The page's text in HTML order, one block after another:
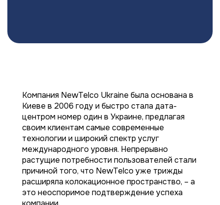
Компания NewTelco Ukraine была основана в
Киеве в 2006 году и быстро стала дата-
центром номер один в Украине, предлагая
своим клиентам самые современные
технологии и широкий спектр услуг
международного уровня. Непрерывно
растущие потребности пользователей стали
причиной того, что NewTelco уже трижды
расширяла колокационное пространство, – а
это неоспоримое подтверждение успеха